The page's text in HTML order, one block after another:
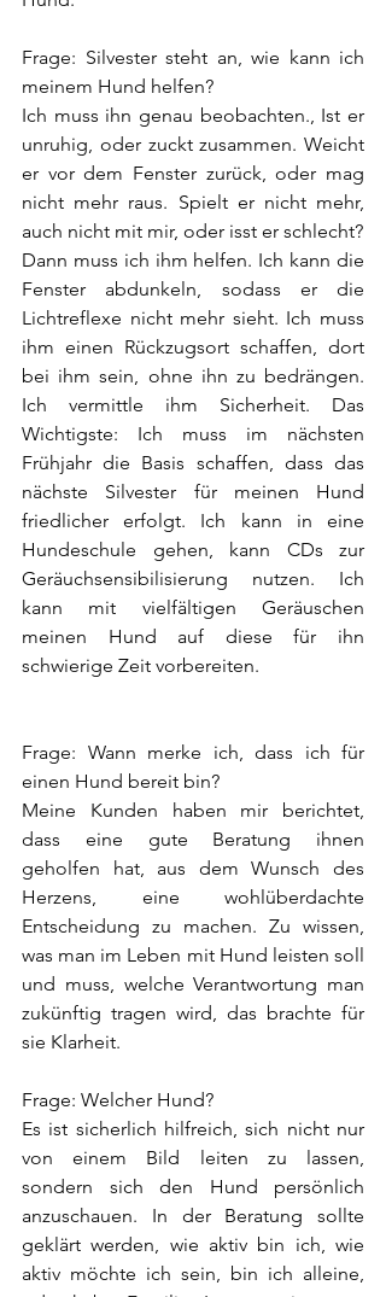
Frage: Silvester steht an, wie kann ich
meinem Hund helfen?
Ich muss ihn genau beobachten., Ist er
unruhig, oder zuckt zusammen. Weicht
er vor dem Fenster zurück, oder mag
nicht mehr raus. Spielt er nicht mehr,
auch nicht mit mir, oder isst er schlecht?
Dann muss ich ihm helfen. Ich kann die
Fenster abdunkeln, sodass er die
Lichtreflexe nicht mehr sieht. Ich muss
ihm einen Rückzugsort schaffen, dort
bei ihm sein, ohne ihn zu bedrängen.
Ich vermittle ihm Sicherheit. Das
Wichtigste: Ich muss im nächsten
Frühjahr die Basis schaffen, dass das
nächste Silvester für meinen Hund
friedlicher erfolgt. Ich kann in eine
Hundeschule gehen, kann CDs zur
Geräuchsensibilisierung nutzen. Ich
kann mit vielfältigen Geräuschen
meinen Hund auf diese für ihn
schwierige Zeit vorbereiten.
Frage: Wann merke ich, dass ich für
einen Hund bereit bin?
Meine Kunden haben mir berichtet,
dass eine gute Beratung ihnen
geholfen hat, aus dem Wunsch des
Herzens, eine wohlüberdachte
Entscheidung zu machen. Zu wissen,
was man im Leben mit Hund leisten soll
und muss, welche Verantwortung man
zukünftig tragen wird, das brachte für
sie Klarheit.
Frage: Welcher Hund?
Es ist sicherlich hilfreich, sich nicht nur
von einem Bild leiten zu lassen,
sondern sich den Hund persönlich
anzuschauen. In der Beratung sollte
geklärt werden, wie aktiv bin ich, wie
aktiv möchte ich sein, bin ich alleine,